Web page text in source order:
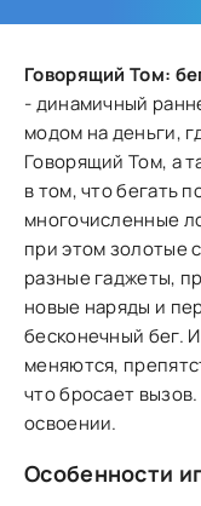
Говорящий Том:
- динамичный
модом на деньги,
Говорящий Том, а
в том, что бегать
многочисленные
при этом золотые
разные гаджеты,
новые наряды и
бесконечный бег.
меняются,
что бросает
освоении.
Особенности